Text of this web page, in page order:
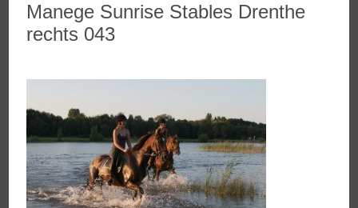
Manege Sunrise Stables Drenthe
rechts 043